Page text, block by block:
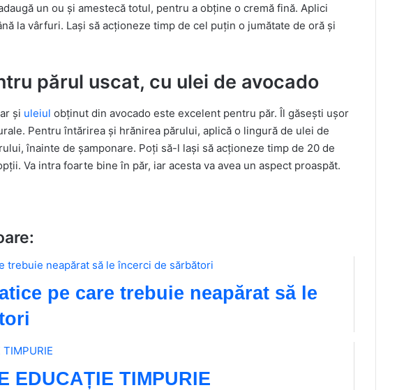
un ou și amestecă totul, pentru a obține o cremă fină. Aplici
la vârfuri. Lași să acționeze timp de cel puțin o jumătate de oră și
părul uscat, cu ulei de avocado
și uleiul obținut din avocado este excelent pentru păr. Îl găsești ușor
Pentru întărirea și hrănirea părului, aplică o lingură de ulei de
înainte de șamponare. Poți să-l lași să acționeze timp de 20 de
Va intra foarte bine în păr, iar acesta va avea un aspect proaspăt.
pe care trebuie neapărat să le
EDUCAȚIE TIMPURIE